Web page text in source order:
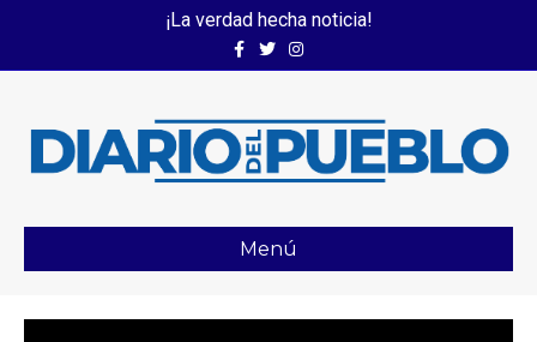
¡La verdad hecha noticia!
FacebookTwitterInstagram
Menú